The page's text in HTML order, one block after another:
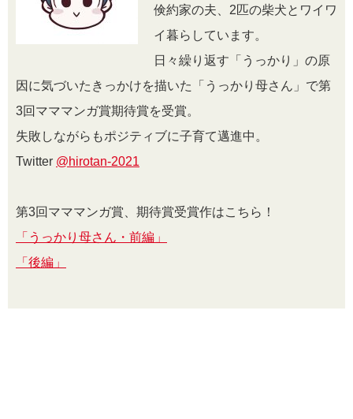
倹約家の夫、2匹の柴犬とワイワ
イ暮らしています。
日々繰り返す「うっかり」の原
因に気づいたきっかけを描いた「うっかり母さん」で第
3回マママンガ賞期待賞を受賞。
失敗しながらもポジティブに子育て邁進中。
Twitter @hirotan-2021
第3回マママンガ賞、期待賞受賞作はこちら！
「うっかり母さん・前編」
「後編」